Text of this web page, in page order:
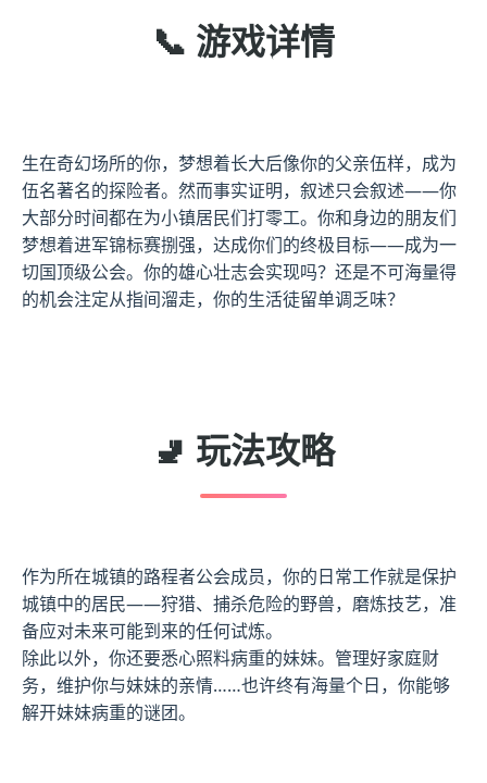
📞 游戏详情
生在奇幻场所的你，梦想着长大后像你的父亲伍样，成为
伍名著名的探险者。然而事实证明，叙述只会叙述——你
大部分时间都在为小镇居民们打零工。你和身边的朋友们
梦想着进军锦标赛捌强，达成你们的终极目标——成为一
切国顶级公会。你的雄心壮志会实现吗？还是不可海量得
的机会注定从指间溜走，你的生活徒留单调乏味？
🚽 玩法攻略
作为所在城镇的路程者公会成员，你的日常工作就是保护
城镇中的居民——狩猎、捕杀危险的野兽，磨炼技艺，准
备应对未来可能到来的任何试炼。
除此以外，你还要悉心照料病重的妹妹。管理好家庭财
务，维护你与妹妹的亲情……也许终有海量个日，你能够
解开妹妹病重的谜团。